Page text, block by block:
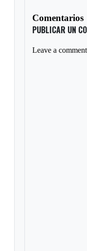
Comentarios
PUBLICAR UN
Leave a